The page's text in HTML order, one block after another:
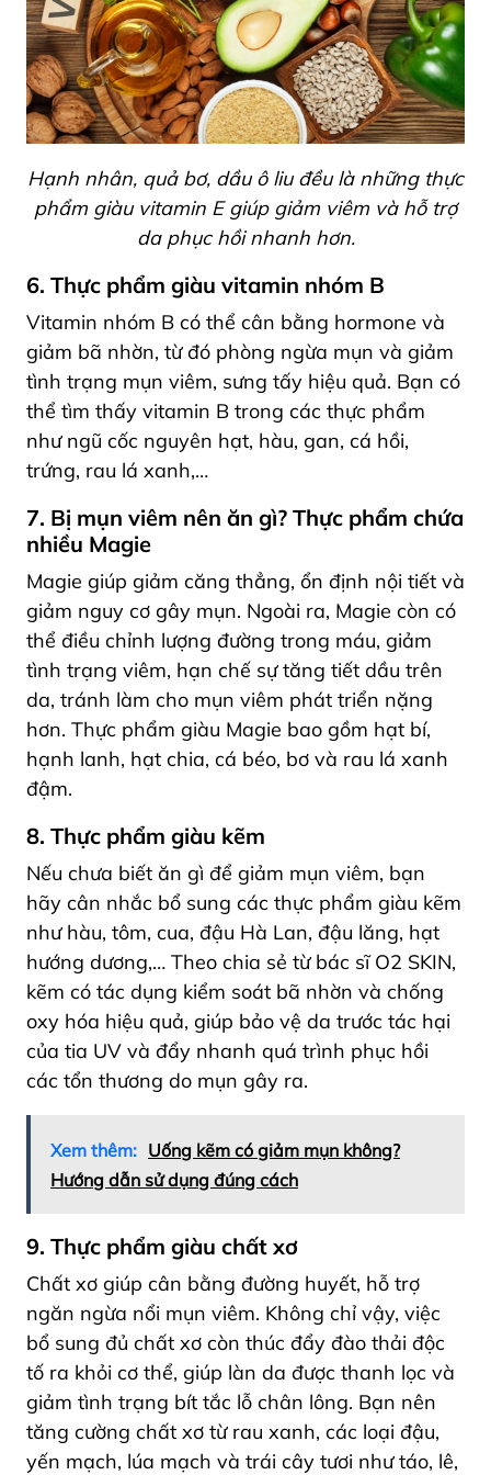
Hạnh nhân, quả bơ, dầu ô liu đều là những thực
phẩm giàu vitamin E giúp giảm viêm và hỗ trợ
da phục hồi nhanh hơn.
6. Thực phẩm giàu vitamin nhóm B
Vitamin nhóm B có thể cân bằng hormone và
giảm bã nhờn, từ đó phòng ngừa mụn và giảm
tình trạng mụn viêm, sưng tấy hiệu quả. Bạn có
thể tìm thấy vitamin B trong các thực phẩm
như ngũ cốc nguyên hạt, hàu, gan, cá hồi,
trứng, rau lá xanh,…
7. Bị mụn viêm nên ăn gì? Thực phẩm chứa
nhiều Magie
Magie giúp giảm căng thẳng, ổn định nội tiết và
giảm nguy cơ gây mụn. Ngoài ra, Magie còn có
thể điều chỉnh lượng đường trong máu, giảm
tình trạng viêm, hạn chế sự tăng tiết dầu trên
da, tránh làm cho mụn viêm phát triển nặng
hơn. Thực phẩm giàu Magie bao gồm hạt bí,
hạnh lanh, hạt chia, cá béo, bơ và rau lá xanh
đậm.
8. Thực phẩm giàu kẽm
Nếu chưa biết ăn gì để giảm mụn viêm, bạn
hãy cân nhắc bổ sung các thực phẩm giàu kẽm
như hàu, tôm, cua, đậu Hà Lan, đậu lăng, hạt
hướng dương,… Theo chia sẻ từ bác sĩ O2 SKIN,
kẽm có tác dụng kiểm soát bã nhờn và chống
oxy hóa hiệu quả, giúp bảo vệ da trước tác hại
của tia UV và đẩy nhanh quá trình phục hồi
các tổn thương do mụn gây ra.
Xem thêm: Uống kẽm có giảm mụn không?
Hướng dẫn sử dụng đúng cách
9. Thực phẩm giàu chất xơ
Chất xơ giúp cân bằng đường huyết, hỗ trợ
ngăn ngừa nổi mụn viêm. Không chỉ vậy, việc
bổ sung đủ chất xơ còn thúc đẩy đào thải độc
tố ra khỏi cơ thể, giúp làn da được thanh lọc và
giảm tình trạng bít tắc lỗ chân lông. Bạn nên
tăng cường chất xơ từ rau xanh, các loại đậu,
yến mạch, lúa mạch và trái cây tươi như táo, lê,